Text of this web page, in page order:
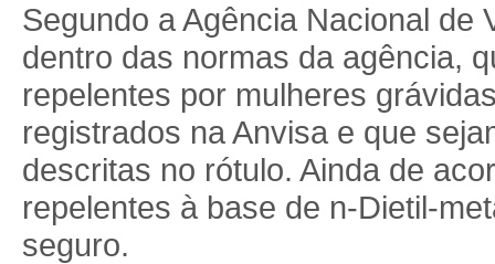
Segundo a Agência Nacional de
dentro das normas da agência,
repelentes por mulheres
registrados na Anvisa e que
descritas no rótulo. Ainda de
repelentes à base de n-Dietil-
seguro.